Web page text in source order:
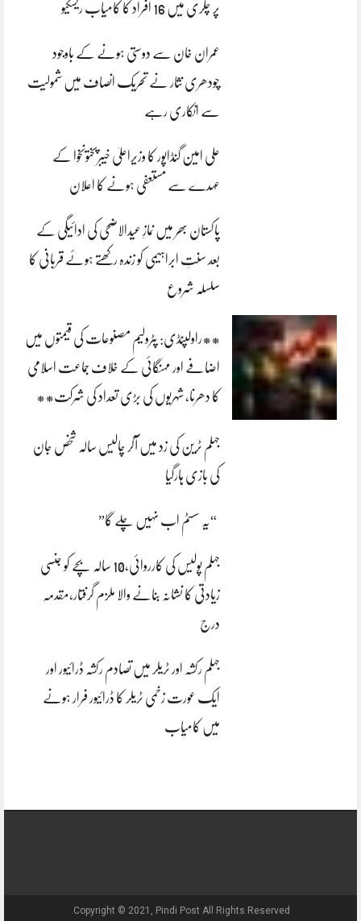
پر چکری میں 16 افراد کا کامیاب ریسکیو
عمران خان سے دوستی ہونے کے باوجود
چودھری نثار نے تحریک انصاف میں شمولیت
سے انکاری رہے
علی امین گنڈاپور کا وزیراعلیٰ خیبرپختونخوا کے
عہدے سے مستعفی ہونے کا اعلان
پاکستان بھر میں نمازِ عیدالاضحی کی ادائیگی کے
بعد سنتِ ابراہیمی کو زندہ رکھتے ہوئے قربانی کا
سلسلہ شروع
**راولپنڈی: پٹرولیم مصنوعات کی قیمتوں میں
اضافے اور مہنگائی کے خلاف جماعت اسلامی
کا دھرنا، شہریوں کی بڑی تعداد کی شرکت**
جہلم ٹرین کی زد میں آکر چالیس سالہ شخص جان
کی بازی ہارگیا
“یہ سسٹم اب نہیں چلے گا”
جہلم پولیس کی کارروائی،10 سالہ بچے کو جنسی
زیادتی کا نشانہ بنانے والا ملزم گرفتار،مقدمہ
درج
جہلم رکشہ اور ٹریلر میں تصادم رکشہ ڈرائیور اور
ایک عورت زخمی ٹریلر کا ڈرائیور فرار ہونے
میں کامیاب
Copyright © 2021, Pindi Post All Rights Reserved.